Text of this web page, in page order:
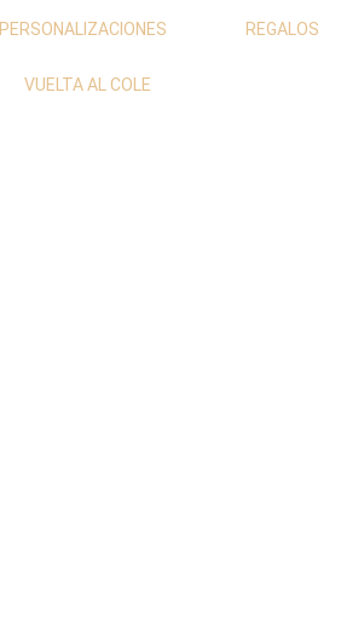
PERSONALIZACIONES REGALOS
VUELTA AL COLE